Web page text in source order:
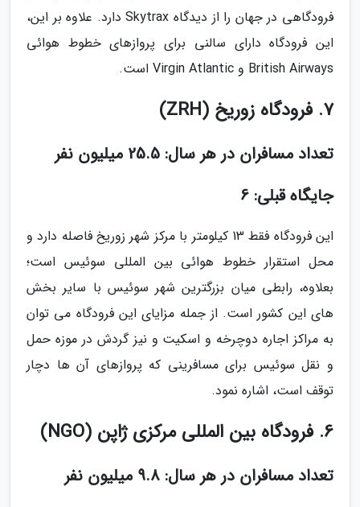
فرودگاهی در جهان را از دیدگاه Skytrax دارد. علاوه بر این،
این فرودگاه دارای سالنی برای پروازهای خطوط هوائی
British Airways و Virgin Atlantic است.
7. فرودگاه زوریخ (ZRH)
تعداد مسافران در هر سال: 25.5 میلیون نفر
جایگاه قبلی: 6
این فرودگاه فقط 13 کیلومتر با مرکز شهر زوریخ فاصله دارد و
محل استقرار خطوط هوائی بین المللی سوئیس است؛
بعلاوه، رابطی میان بزرگترین شهر سوئیس با سایر بخش
های این کشور است. از جمله مزایای این فرودگاه می توان
به مراکز اجاره دوچرخه و اسکیت و نیز گردش در موزه حمل
و نقل سوئیس برای مسافرینی که پروازهای آن ها دچار
توقف است، اشاره نمود.
6. فرودگاه بین المللی مرکزی ژاپن (NGO)
تعداد مسافران در هر سال: 9.8 میلیون نفر